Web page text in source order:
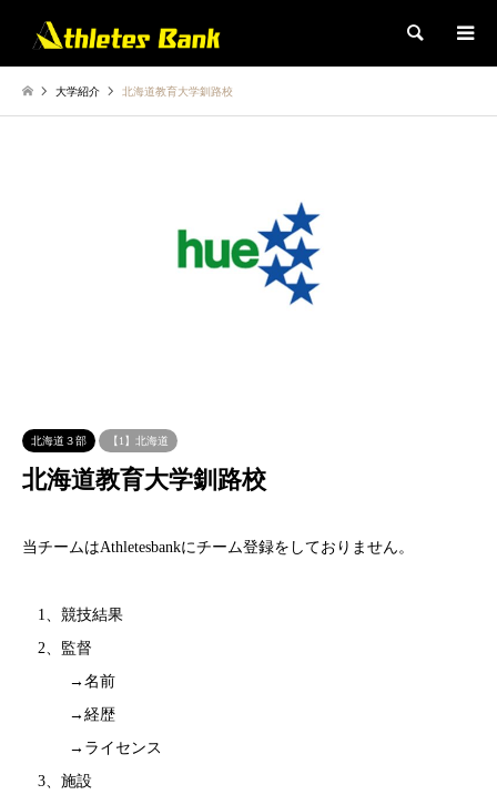
検索
大学紹介 北海道教育大学釧路校
北海道３部 【1】北海道
北海道教育大学釧路校
当チームはAthletesbankにチーム登録をしておりません。
1、競技結果
2、監督
→名前
→経歴
→ライセンス
3、施設